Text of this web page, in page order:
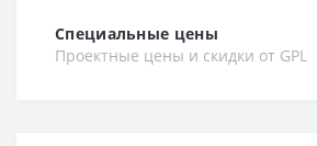
Специальные цены
Проектные цены и скидки от GPL